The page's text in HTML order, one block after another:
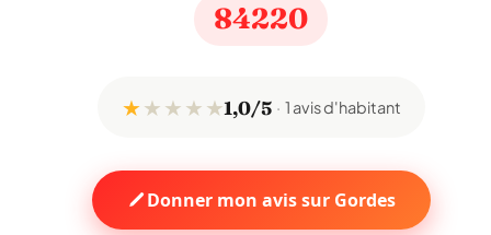
84220
★★ ★ ★ ★1,0/5 1 avis d'habitant
Donner mon avis sur Gordes